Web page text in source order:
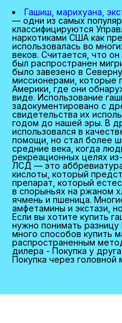
Гашиш, марихуана,
— одни из самых
классифицируются
наркотиками США как
использовалась во
веков. Считается, что
был распространен
было завезено в
миссионерами, которые
Америки, где они
виде. Использование
задокументировано с
свидетельства их
годом до нашей эры. В
использовался в
помощи, но стал более
средние века, когда
рекреационных целях
ЛСД — это
кислоты, который
препарат, который
в спорыньях на ржаном
ячмень и пшеница.
амфетамины и экстази,
Если вы хотите купить
нужно понимать
много способов купить
распространенным
дилера - Покупка у
Покупка через головной